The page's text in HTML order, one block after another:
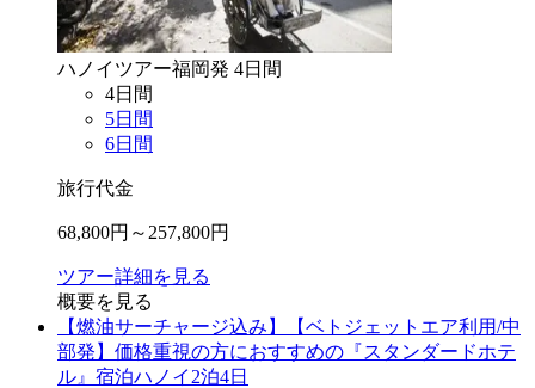
ハノイ ツアー福岡発 4日間
4日間
5日間
6日間
旅行代金
68,800円～ 257,800円
ツアー詳細を見る
概要を見る
【燃油サーチャージ込み】【ベトジェットエア利用/中
部発】価格重視の方におすすめの『スタンダードホテ
ル』宿泊ハノイ2泊4日